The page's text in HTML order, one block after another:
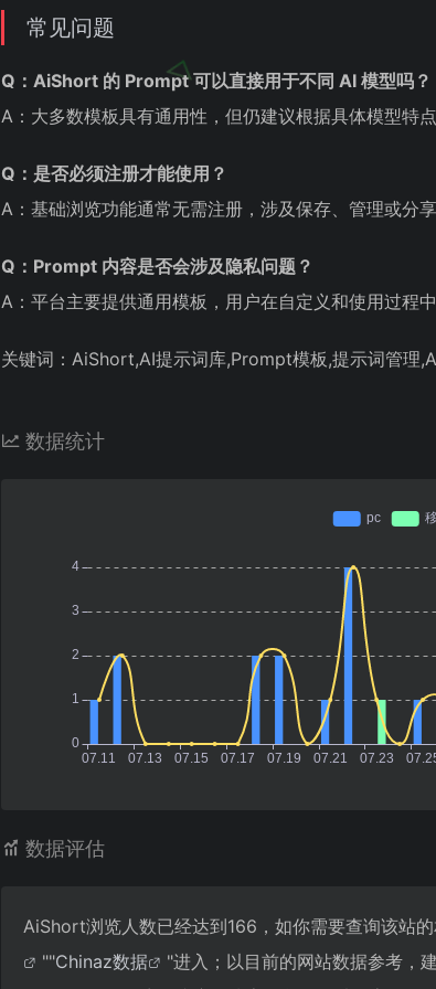
常见问题
Q：AiShort 的 Prompt 可以直接用于不同 AI 模型吗？
A：大多数模板具有通用性，但仍建议根据具体模型特
Q：是否必须注册才能使用？
A：基础浏览功能通常无需注册，涉及保存、管理或分
Q：Prompt 内容是否会涉及隐私问题？
A：平台主要提供通用模板，用户在自定义和使用过程
关键词：AiShort,AI提示词库,Prompt模板,提示词管理
数据统计
数据评估
AiShort浏览人数已经达到166，如你需要查询该站
""Chinaz数据
"进入；以目前的网站数据参考，